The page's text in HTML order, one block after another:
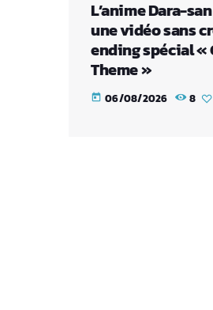
L’anime Dara-
une vidéo sans
ending spécial «
Theme »
today 06/08/2026 8